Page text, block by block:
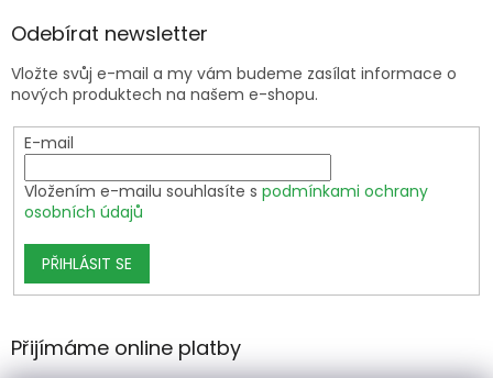
Odebírat newsletter
Vložte svůj e-mail a my vám budeme zasílat informace o
nových produktech na našem e-shopu.
E-mail
Vložením e-mailu souhlasíte s podmínkami ochrany
osobních údajů
PŘIHLÁSIT SE
Přijímáme online platby